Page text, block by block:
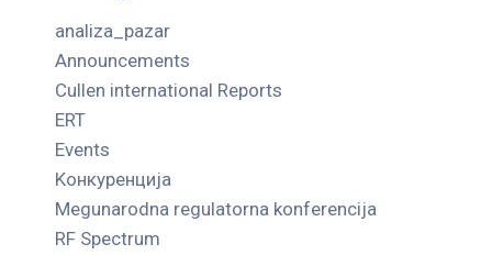
analiza_pazar
Announcements
Cullen international Reports
ERT
Events
Kонкуренција
Megunarodna regulatorna konferencija
RF Spectrum